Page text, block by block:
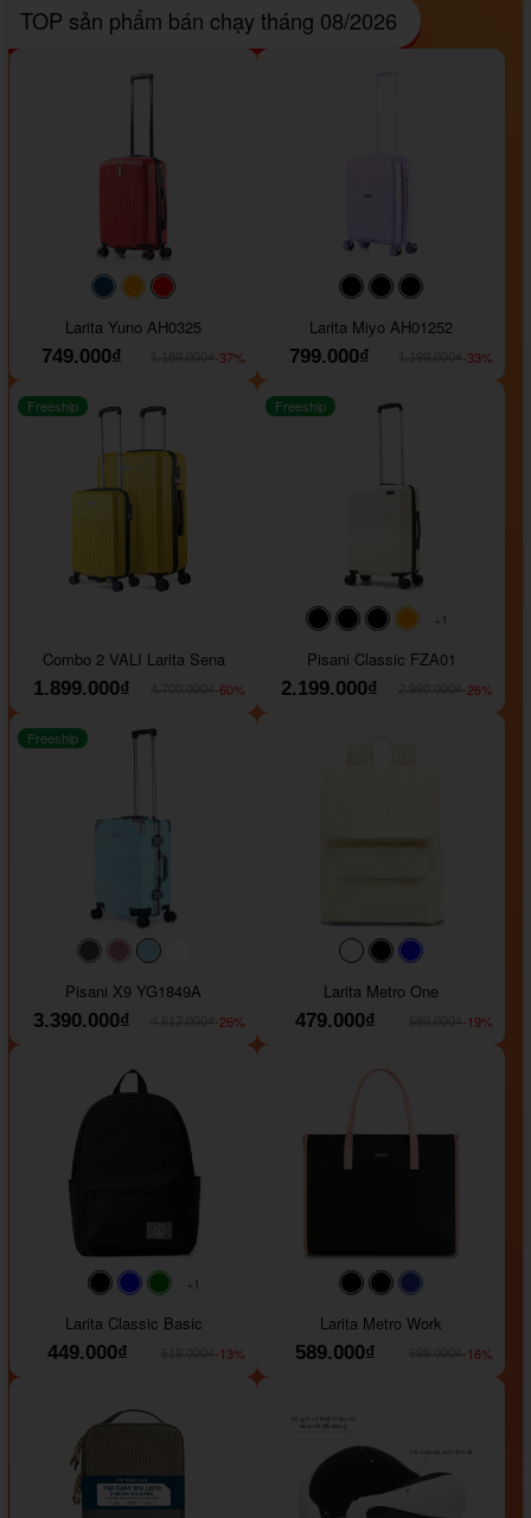
TOP sản phẩm bán chạy tháng 08/2026
#093f69#ffa500
Larita Yuno AH0325
749.000₫
-37%
#000000#000000
Larita Miyo AH01252
799.000₫
-33%
Freeship
Combo 2 VALI Larita Sena
1.899.000₫
-60%
#000000#000000#000000
+1
Freeship
Pisani Classic FZA01
2.199.000₫
-26%
#40454a#b76e79
Freeship
Pisani X9 YG1849A
3.390.000₫
-26%
#faf0e6#000000
Larita Metro One
479.000₫
-19%
#faf0e6#000000#0000FF
+1
Larita Classic Basic
449.000₫
-13%
#000000#000000
Larita Metro Work
589.000₫
-16%